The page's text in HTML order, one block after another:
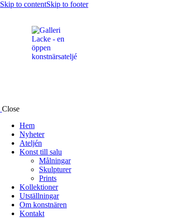
Skip to contentSkip to footer
Close
Hem
Nyheter
Ateljén
Konst till salu
Målningar
Skulpturer
Prints
Kollektioner
Utställningar
Om konstnären
Kontakt